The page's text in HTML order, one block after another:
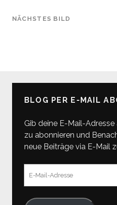
NÄCHSTES BILD
BLOG PER E-MAIL
Gib deine E-Mail-
zu abonnieren und
neue Beiträge via E-Mail